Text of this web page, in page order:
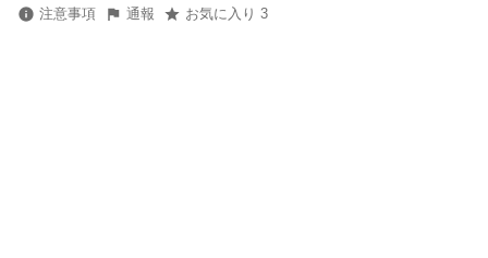
注意事項 通報 お気に入り 3